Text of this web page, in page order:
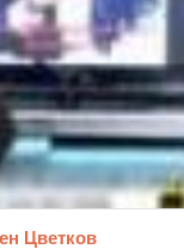
Цветков